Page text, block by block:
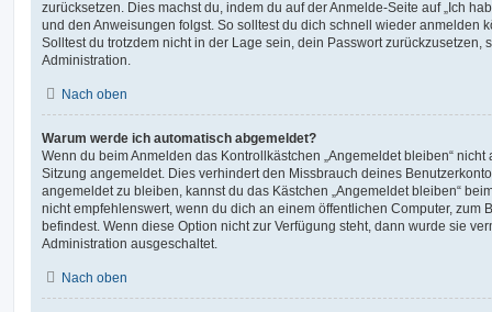
zurücksetzen. Dies machst du, indem du auf der Anmelde-Seite auf „Ich
und den Anweisungen folgst. So solltest du dich schnell wieder anmelden
Solltest du trotzdem nicht in der Lage sein, dein Passwort zurückzusetzen,
Administration.
Nach oben
Warum werde ich automatisch abgemeldet?
Wenn du beim Anmelden das Kontrollkästchen „Angemeldet bleiben“
Sitzung angemeldet. Dies verhindert den Missbrauch deines
angemeldet zu bleiben, kannst du das Kästchen „Angemeldet bleiben“
nicht empfehlenswert, wenn du dich an einem öffentlichen Computer, zum
befindest. Wenn diese Option nicht zur Verfügung steht, dann wurde sie
Administration ausgeschaltet.
Nach oben